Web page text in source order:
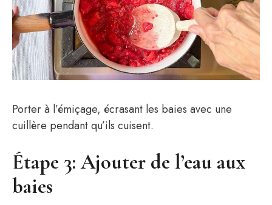
Porter à l’émiçage, écrasant les baies avec une
cuillère pendant qu’ils cuisent.
Étape 3: Ajouter de l’eau aux
baies